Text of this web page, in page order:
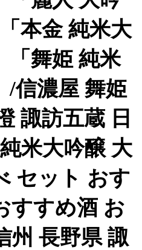
本金 純米大
「舞姫 純米
/信濃屋 舞姫
諏訪五蔵 日
米大吟醸 大
セット おす
すすめ酒 お
州 長野県 諏